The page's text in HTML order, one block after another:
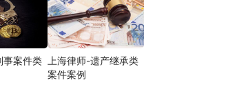
事案件类
上海律师-遗产继承类
案件案例